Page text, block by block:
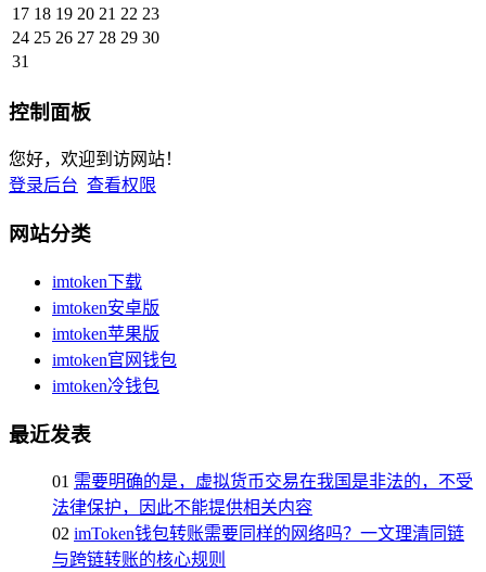
17 18 19 20 21 22 23
24 25 26 27 28 29 30
31
控制面板
您好，欢迎到访网站！
登录后台 查看权限
网站分类
imtoken下载
imtoken安卓版
imtoken苹果版
imtoken官网钱包
imtoken冷钱包
最近发表
01 需要明确的是，虚拟货币交易在我国是非法的，不受
法律保护，因此不能提供相关内容
02 imToken钱包转账需要同样的网络吗？一文理清同链
与跨链转账的核心规则